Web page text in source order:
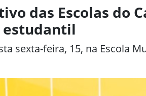
das Escolas do
sexta-feira, 15, na Escola